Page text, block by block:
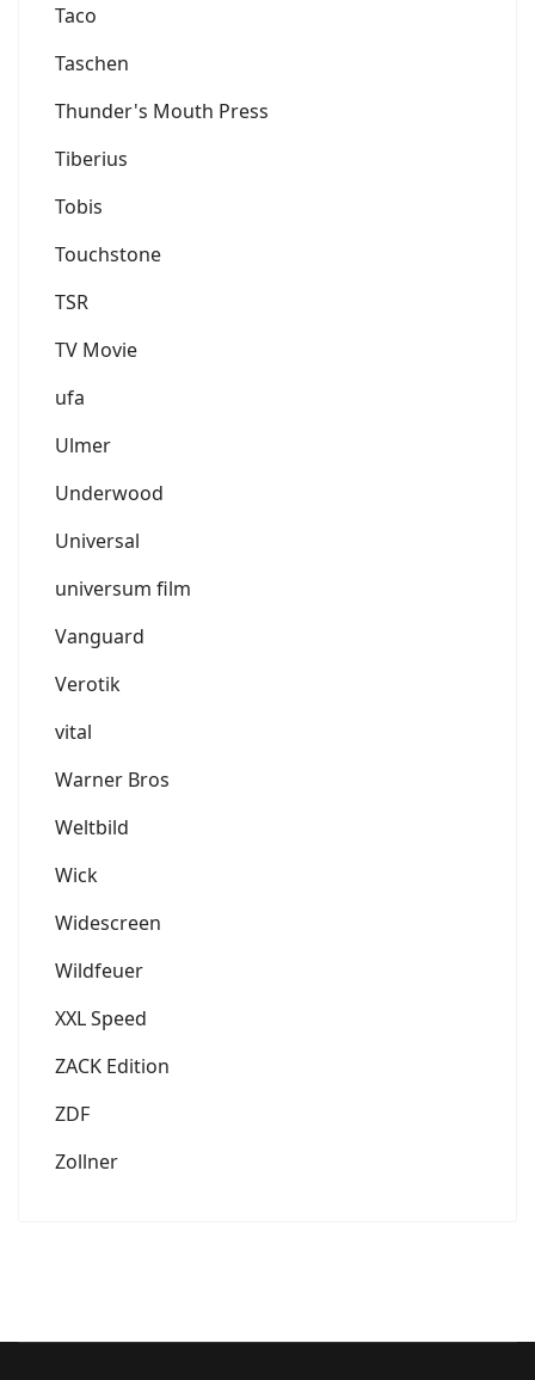
Taco
Taschen
Thunder's Mouth Press
Tiberius
Tobis
Touchstone
TSR
TV Movie
ufa
Ulmer
Underwood
Universal
universum film
Vanguard
Verotik
vital
Warner Bros
Weltbild
Wick
Widescreen
Wildfeuer
XXL Speed
ZACK Edition
ZDF
Zollner